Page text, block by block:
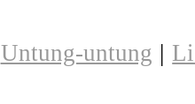
Untung-untung |